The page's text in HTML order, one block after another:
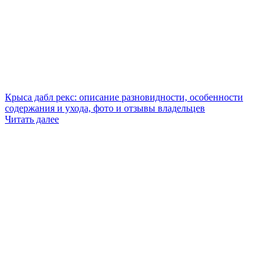
Крыса дабл рекс: описание разновидности, особенности
содержания и ухода, фото и отзывы владельцев
Читать далее